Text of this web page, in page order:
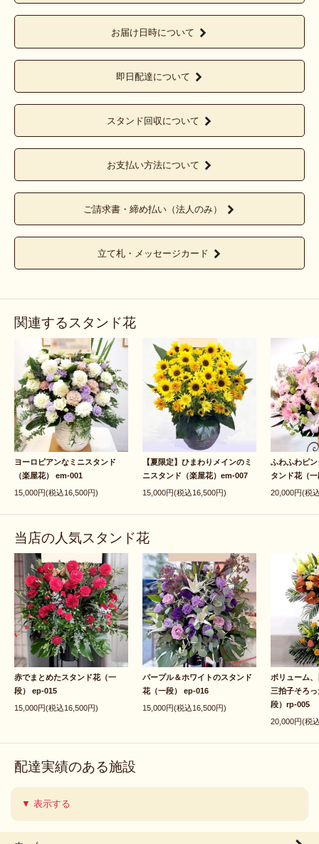
お届け日時について
即日配達について
スタンド回収について
お支払い方法について
ご請求書・締め払い（法人のみ）
立て札・メッセージカード
関連するスタンド花
ヨーロピアンなミニスタンド
（楽屋花） em-001
15,000円(税込16,500円)
【夏限定】ひまわりメインのミ
ニスタンド（楽屋花）em-007
15,000円(税込16,500円)
ふわふわピ
タンド花（
20,000円(税
当店の人気スタンド花
赤でまとめたスタンド花（一
段） ep-015
15,000円(税込16,500円)
パープル＆ホワイトのスタンド
花（一段） ep-016
15,000円(税込16,500円)
ボリューム
三拍子そろ
段）rp-005
20,000円(税
配達実績のある施設
▼ 表示する